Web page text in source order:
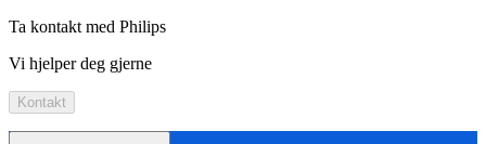
Ta kontakt med Philips
Vi hjelper deg gjerne
Kontakt